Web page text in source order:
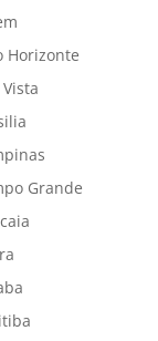
Horizonte
Grande